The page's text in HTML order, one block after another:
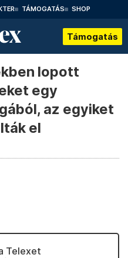
TÁMOGATÁS SHOP
Támogatás
lopott
egy
az egyiket
el
Telexet